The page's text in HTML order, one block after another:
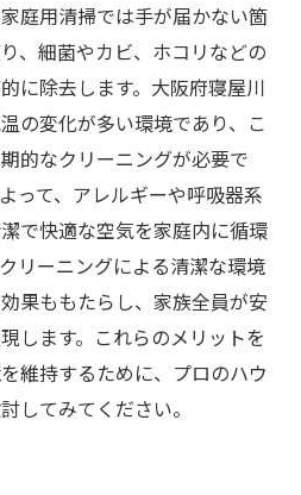
庭用清掃では手が届かない箇
、細菌やカビ、ホコリなどの
に除去します。大阪府寝屋川
の変化が多い環境であり、こ
的なクリーニングが必要で
って、アレルギーや呼吸器系
で快適な空気を家庭内に循環
リーニングによる清潔な環境
果ももたらし、家族全員が安
します。これらのメリットを
維持するために、プロのハウ
してみてください。